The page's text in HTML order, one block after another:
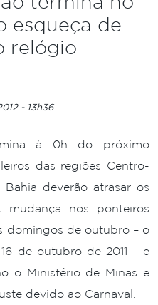
esqueça de
relógio
- 13h36
à 0h do próximo
das regiões Centro-
deverão atrasar os
nos ponteiros
domingos de outubro – o
de outubro de 2011 – e
o Ministério de Minas e
devido ao Carnaval.